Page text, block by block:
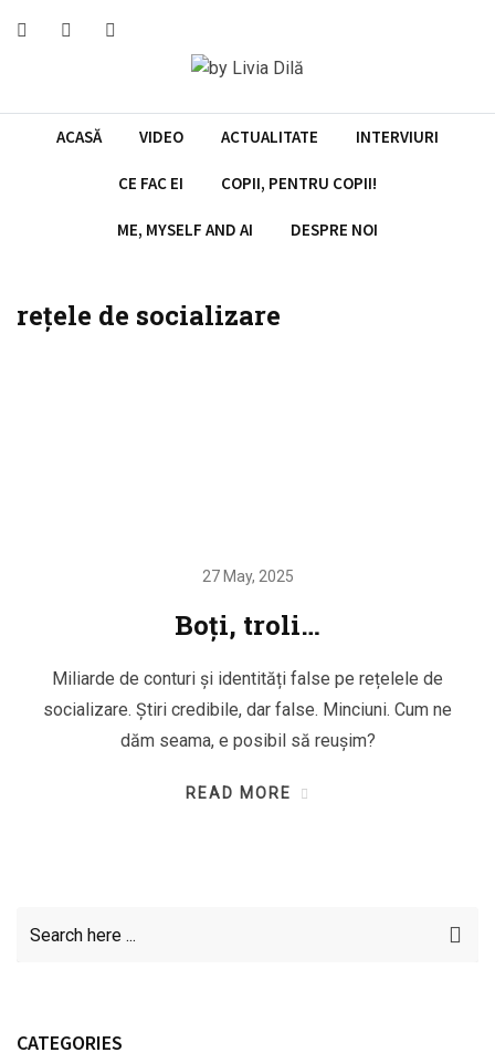
ACASĂ VIDEO ACTUALITATE INTERVIURI
CE FAC EI COPII, PENTRU COPII!
ME, MYSELF AND AI DESPRE NOI
rețele de socializare
27 May, 2025
Boți, troli…
Miliarde de conturi și identități false pe rețelele de
socializare. Știri credibile, dar false. Minciuni. Cum ne
dăm seama, e posibil să reușim?
READ MORE
CATEGORIES